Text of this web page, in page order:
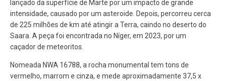
lançado da superfície de Marte por um impacto de grande
intensidade, causado por um asteroide. Depois, percorreu cerca
de 225 milhões de km até atingir a Terra, caindo no deserto do
Saara. A peça foi encontrada no Níger, em 2023, por um
caçador de meteoritos.
Nomeada NWA 16788, a rocha monumental tem tons de
vermelho, marrom e cinza, e mede aproximadamente 37,5 x